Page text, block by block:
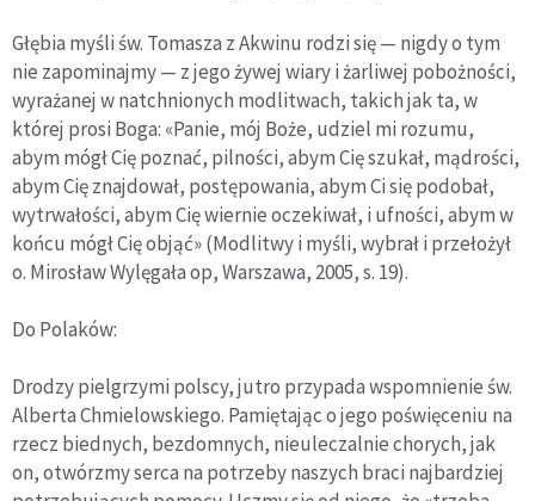
Głębia myśli św. Tomasza z Akwinu rodzi się — nigdy o tym
nie zapominajmy — z jego żywej wiary i żarliwej pobożności,
wyrażanej w natchnionych modlitwach, takich jak ta, w
której prosi Boga: «Panie, mój Boże, udziel mi rozumu,
abym mógł Cię poznać, pilności, abym Cię szukał, mądrości,
abym Cię znajdował, postępowania, abym Ci się podobał,
wytrwałości, abym Cię wiernie oczekiwał, i ufności, abym w
końcu mógł Cię objąć» (Modlitwy i myśli, wybrał i przełożył
o. Mirosław Wylęgała op, Warszawa, 2005, s. 19).
Do Polaków:
Drodzy pielgrzymi polscy, jutro przypada wspomnienie św.
Alberta Chmielowskiego. Pamiętając o jego poświęceniu na
rzecz biednych, bezdomnych, nieuleczalnie chorych, jak
on, otwórzmy serca na potrzeby naszych braci najbardziej